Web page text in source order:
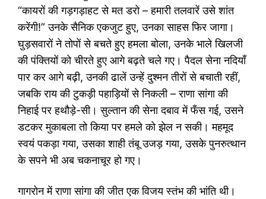
“कायरों की गड़गड़ाहट से मत डरो – हमारी तलवारें उसे शांत
करेंगी!” उनके सैनिक एकजुट हुए, उनका साहस फिर जागा।
घुड़सवारों ने तोपों से बचते हुए हमला बोला, उनके भाले खिलजी
की पंक्तियों को चीरते हुए आगे बढ़ते चले गए। पैदल सेना नदियाँ
पार कर आगे बढ़ी, उनकी ढालें उन्हें दुश्मन तीरों से बचाती रहीं,
जबकि राय की टुकड़ी पहाड़ियों से निकली – राणा सांगा की
निहाई पर हथौड़े-सी। सुल्तान की सेना दबाव में फँस गई, उसने
डटकर मुकाबला तो किया पर हमले को झेल न सकी। महमूद
स्वयं पकड़ा गया, उसका शाही तंबू उजड़ गया, उसके पुनरुत्थान
के सपने भी अब चकनाचूर हो गए।
गागरोन में राणा सांगा की जीत एक विजय स्तंभ की भांति थी।